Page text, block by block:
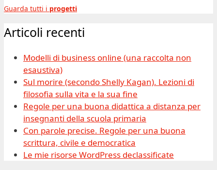
Guarda tutti i progetti
Articoli recenti
Modelli di business online (una raccolta non
esaustiva)
Sul morire (secondo Shelly Kagan). Lezioni di
filosofia sulla vita e la sua fine
Regole per una buona didattica a distanza per
insegnanti della scuola primaria
Con parole precise. Regole per una buona
scrittura, civile e democratica
Le mie risorse WordPress declassificate